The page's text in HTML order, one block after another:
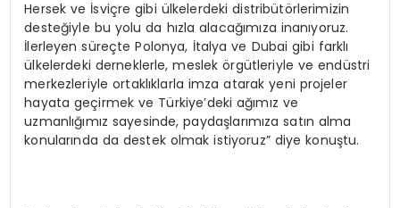
Hersek ve İsviçre gibi ülkelerdeki distribütörlerimizin
desteğiyle bu yolu da hızla alacağımıza inanıyoruz.
İlerleyen süreçte Polonya, İtalya ve Dubai gibi farklı
ülkelerdeki derneklerle, meslek örgütleriyle ve endüstri
merkezleriyle ortaklıklarla imza atarak yeni projeler
hayata geçirmek ve Türkiye’deki ağımız ve
uzmanlığımız sayesinde, paydaşlarımıza satın alma
konularında da destek olmak istiyoruz” diye konuştu.